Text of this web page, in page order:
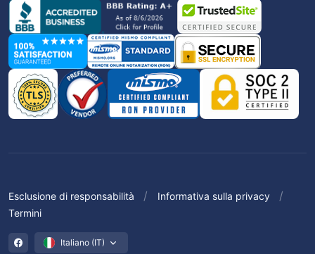
Esclusione di responsabilità
Informativa sulla privacy
Termini
Italiano (IT)